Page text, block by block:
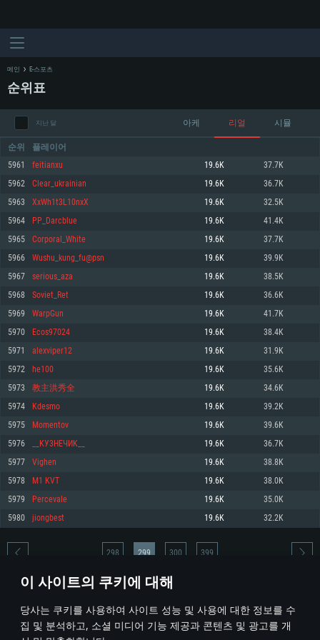
이 사이트의 쿠키에 대해
당사는 쿠키를 사용하여 사이트 성능 및 사용에 대한 정보를 수
집 및 분석하고, 소셜 미디어 기능 제공과 콘텐츠 및 광고를 개
시스템 요구사항
최소사양
운영체제: Windows 10 (64 bit)
프로세서: 2.2 GHz 듀얼코어 이상
메모리: 4GB
그래픽 카드: DirectX 11 이상을 지원하는 AMD Radeon 77XX / NVIDIA
GeForce GT 660. 최소 사양 해상도: 720p
네트워크: 브로드밴드 인터넷
여유 저장 공간: 22.1 GB (최소 클라이언트)
권장 사양
570 혹은 그 이상
여유 저장 공간: 62.2 GB (전체 클라이언트)
최소사양
운영체제: Mac OS Big Sur 11.0
프로세서: 최소 2.2 GHz의 Core i5 (Intel Xeon 은 지원하지 않습니다)
메모리: 6 GB
그래픽 카드: Metal 을 지원하는 Intel Iris Pro 5200 (Mac), 혹은 이와 비슷한 성
능을 가지는 Mac 버전의 AMD/Nvidia. 최소 해상도: 720p
네트워크: 브로드밴드 인터넷
여유 저장 공간: 22.1 GB (최소 클라이언트)
권장 사양
네트워크: 브로드밴드 인터넷
여유 저장 공간: 62.2 GB (전체 클라이언트)
최소사양
운영체제: 64bit Linux 중 최신 버전
프로세서: 2.4 GHz 듀얼코어
메모리: 4 GB
그래픽 카드: Vulkan 을 지원하고, 최신 그래픽 드라이버를 지원하는 NVIDIA
660 (6개월 미만) 혹은 그와 동급의 성능을 가지며 최신 그래픽 드라이버를 지
원하는 AMD (6개월 미만; 최소사양 지원 해상도 720p)
네트워크: 브로드밴드 인터넷
여유 저장 공간: 22.1 GB (최소 클라이언트)
권장 사양
운영체제: Ubuntu 20.04 64bit
프로세서: Intel Core i7
메모리: 16 GB
그래픽 카드: Vulkan 을 지원하고, 최신 그래픽 드라이버를 지원하는 NVIDIA
1060 (6개월 미만) 혹은 그와 동급의 성능을 가지며 최신 그래픽 드라이버를
지원하는 AMD RX 570 (6개월 미만; 최소사양 지원 해상도 720p) 이상
여유 저장 공간: 62.2 GB (전체 클라이언트)
메인 E-스포츠
순위표
지난 달 아케 리얼 시뮬
순위 플레이어
5961 feitianxu 19.6K 37.7K
5962 Clear_ukrainian 19.6K 36.7K
5963 XxWh1t3L10nxX 19.6K 32.5K
5964 PP_Darcblue 19.6K 41.4K
5965 Corporal_White 19.6K 37.7K
5966 Wushu_kung_fu@psn 19.6K 39.9K
5967 serious_aza 19.6K 38.5K
5968 Soviet_Ret 19.6K 36.6K
5969 WarpGun 19.6K 41.7K
5970 Ecos97024 19.6K 38.4K
5971 alexviper12 19.6K 31.9K
5972 he100 19.6K 35.6K
5973 教主洪秀全 19.6K 34.6K
5974 Kdesmo 19.6K 39.2K
5975 Momentov 19.6K 39.6K
5976 __KУ3НEЧИK__ 19.6K 36.7K
5977 Vighen 19.6K 38.8K
5978 M1 KVT 19.6K 38.0K
5979 РercevaIe 19.6K 35.0K
5980 jiongbest 19.6K 32.2K
* 순위표는 매일 1회 갱신됩니다
298 299 300 399